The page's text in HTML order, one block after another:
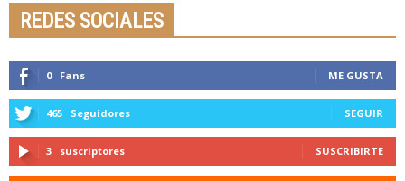
REDES SOCIALES
0 Fans ME GUSTA
465 Seguidores SEGUIR
3 suscriptores SUSCRIBIRTE